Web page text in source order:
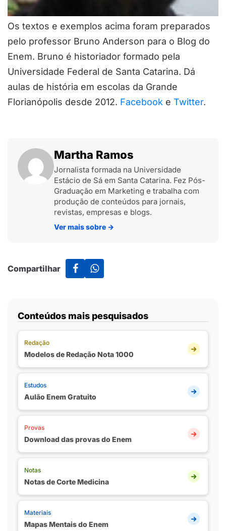
Os textos e exemplos acima foram preparados
pelo professor Bruno Anderson para o Blog do
Enem. Bruno é historiador formado pela
Universidade Federal de Santa Catarina. Dá
aulas de história em escolas da Grande
Florianópolis desde 2012. Facebook e Twitter.
Martha Ramos
Jornalista formada na Universidade
Estácio de Sá em Santa Catarina. Fez Pós-
Graduação em Marketing e trabalha com
produção de conteúdos para jornais,
revistas, empresas e blogs.
Ver mais sobre →
Compartilhar
Conteúdos mais pesquisados
Redação
Modelos de Redação Nota 1000
Estudos
Aulão Enem Gratuito
Provas
Download das provas do Enem
Notas
Notas de Corte Medicina
Materiais
Mapas Mentais do Enem